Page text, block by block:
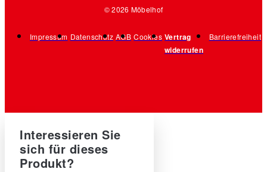
© 2026 Möbelhof
Impressum Datenschutz AGB Cookies Vertrag
widerrufen
Barrierefreiheit
Interessieren Sie
sich für dieses
Produkt?